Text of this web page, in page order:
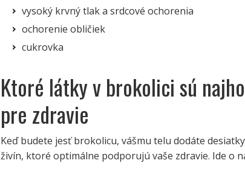
vysoký krvný tlak a srdcové ochorenia
ochorenie obličiek
cukrovka
Ktoré látky v brokolici sú
pre zdravie
Keď budete jesť brokolicu, vášmu telu dodáte
živín, ktoré optimálne podporujú vaše zdravie. Ide o